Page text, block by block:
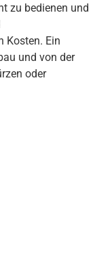
zu bedienen und
Kosten. Ein
und von der
oder